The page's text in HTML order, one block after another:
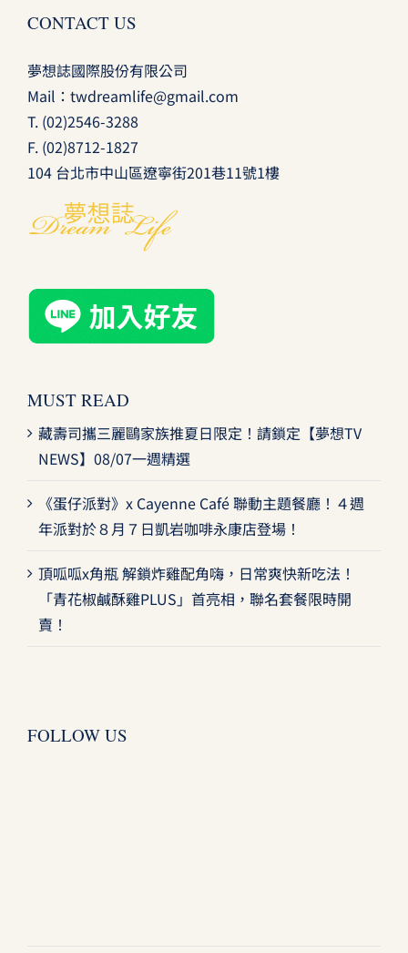
CONTACT US
夢想誌國際股份有限公司
Mail： twdreamlife@gmail.com
T. (02)2546-3288
F. (02)8712-1827
104 台北市中山區遼寧街201巷11號1樓
MUST READ
藏壽司攜三麗鷗家族推夏日限定！請鎖定【夢想TV
NEWS】08/07一週精選
《蛋仔派對》x Cayenne Café 聯動主題餐廳！４週
年派對於８月７日凱岩咖啡永康店登場！
頂呱呱x角瓶 解鎖炸雞配角嗨，日常爽快新吃法！
「青花椒鹹酥雞PLUS」首亮相，聯名套餐限時開
賣！
FOLLOW US